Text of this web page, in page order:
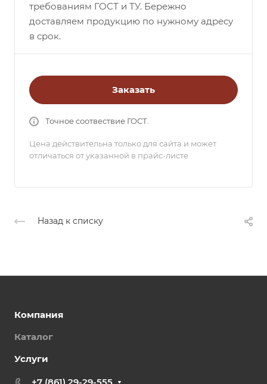
требованиям ГОСТ и ТУ. Бережно
доставляем продукцию по нужному адресу
в срок.
Заказать
Точное соотвествие ГОСТ.
Цена действительна только для сайта и может
отличаться от указанной в прайс-листе
Назад к списку
Компания
Каталог
Услуги